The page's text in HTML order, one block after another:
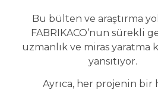
Bu bülten ve araştırma
FABRIKACO’nun sürekli
uzmanlık ve miras yaratma
yansıtıyor.
Ayrıca, her projenin bir